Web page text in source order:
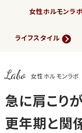
女性ホルモンラボ
ライフスタイル
Labo 女性ホルモンラボ
急に肩こり
更年期と関